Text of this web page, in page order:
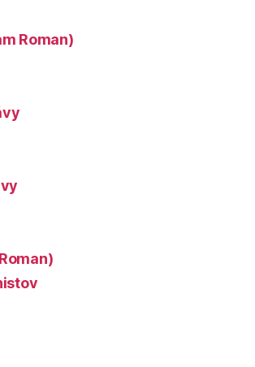
Roman)